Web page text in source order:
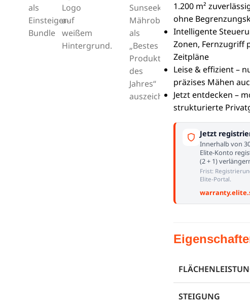
1.200 m²
ohne
Intelligente
Zonen, Fernzugriff
Zeitpläne
Leise & effizient –
präzises Mähen
Jetzt entdecken –
strukturierte
Jetzt
Innerhalb von
Elite-Konto
(2 + 1)
Frist:
Elite-Portal.
STEIGUNG